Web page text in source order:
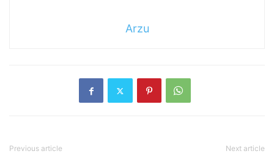
Arzu
Previous article Next article